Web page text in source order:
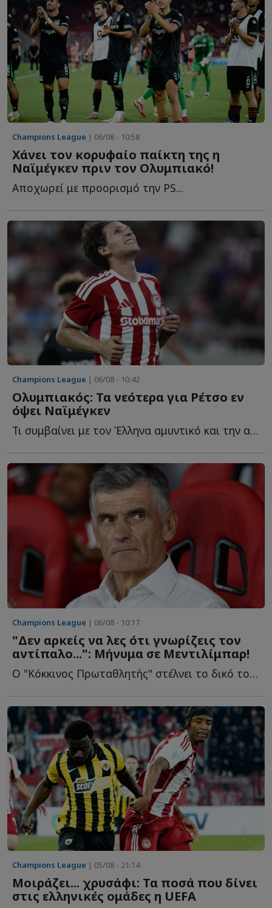
Champions League | 06/08 - 10:58
Χάνει τον κορυφαίο παίκτη της η
Ναϊμέγκεν πριν τον Ολυμπιακό!
Αποχωρεί με προορισμό την PS...
Champions League | 06/08 - 10:42
Ολυμπιακός: Τα νεότερα για Ρέτσο εν
όψει Ναϊμέγκεν
Τι συμβαίνει με τον Έλληνα αμυντικό και την αναγκαστική α...
Champions League | 06/08 - 10:17
"Δεν αρκείς να λες ότι γνωρίζεις τον
αντίπαλο...": Μήνυμα σε Μεντιλίμπαρ!
Ο "Κόκκινος Πρωταθλητής" στέλνει το δικό του μήνυμα σ...
Champions League | 05/08 - 21:14
Μοιράζει... χρυσάφι: Τα ποσά που δίνει
στις ελληνικές ομάδες η UEFA